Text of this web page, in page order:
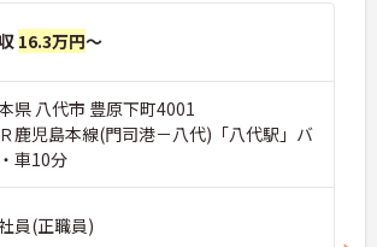
16.3万円～
県 八代市 豊原下町4001
鹿児島本線(門司港－八代)「八代駅」バ
車10分
員(正職員)